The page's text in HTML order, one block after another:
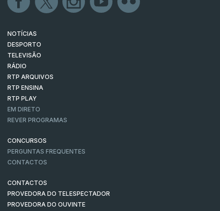
NOTÍCIAS
DESPORTO
TELEVISÃO
RÁDIO
RTP ARQUIVOS
RTP ENSINA
RTP PLAY
EM DIRETO
REVER PROGRAMAS
CONCURSOS
PERGUNTAS FREQUENTES
CONTACTOS
CONTACTOS
PROVEDORA DO TELESPECTADOR
PROVEDORA DO OUVINTE